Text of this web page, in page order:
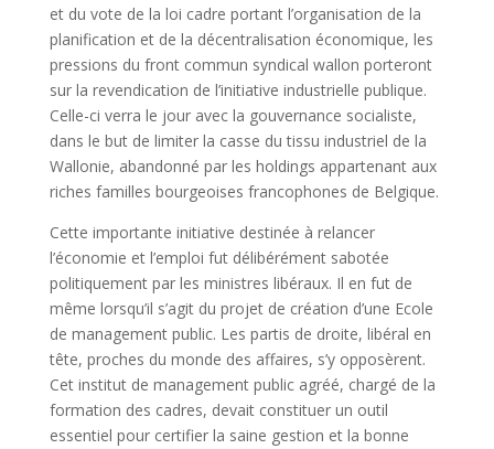
et du vote de la loi cadre portant l’organisation de la
planification et de la décentralisation économique, les
pressions du front commun syndical wallon porteront
sur la revendication de l’initiative industrielle publique.
Celle-ci verra le jour avec la gouvernance socialiste,
dans le but de limiter la casse du tissu industriel de la
Wallonie, abandonné par les holdings appartenant aux
riches familles bourgeoises francophones de Belgique.
Cette importante initiative destinée à relancer
l’économie et l’emploi fut délibérément sabotée
politiquement par les ministres libéraux. Il en fut de
même lorsqu’il s’agit du projet de création d’une Ecole
de management public. Les partis de droite, libéral en
tête, proches du monde des affaires, s’y opposèrent.
Cet institut de management public agréé, chargé de la
formation des cadres, devait constituer un outil
essentiel pour certifier la saine gestion et la bonne